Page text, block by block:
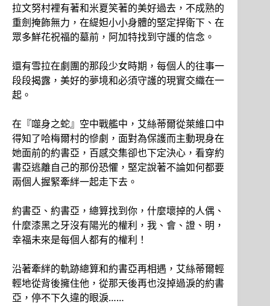
拉文努村裡有著和米夏笑著的美好過去，不成熟的
重劍掩飾無力，在緹妲小小身體的堅定捍衛下、在
眾多鮮花祝福的墓前，阿加特找到守護的信念。
還有雪拉在劇團的那段少女時期，每個人的往事一
段段揭露，美好的夢境和必須守護的現實交織在一
起。
在『噬身之蛇』空中戰艦中，艾絲蒂爾從萊維口中
得知了哈梅爾村的慘劇，面對為保護而主動現身在
她面前的約書亞，百感交集卻也下定決心，看穿約
書亞逃離自己的那份恐懼，堅定說著不論如何都要
兩個人握緊牽絆一起走下去。
約書亞、約書亞，總算找到你，什麼壞掉的人偶、
什麼漆黑之牙沒有陽光的權利，我、會、證、明，
幸福未來是每個人都有的權利！
沿著牽絆的軌跡總算和約書亞再相遇，艾絲蒂爾輕
輕地從背後擁住他，從那天後再也沒掉過淚的約書
亞，停不下久違的眼淚……